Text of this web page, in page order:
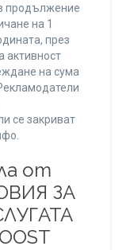
продължение
на 1
през
активност
на сума
се закриват
от
ЗА